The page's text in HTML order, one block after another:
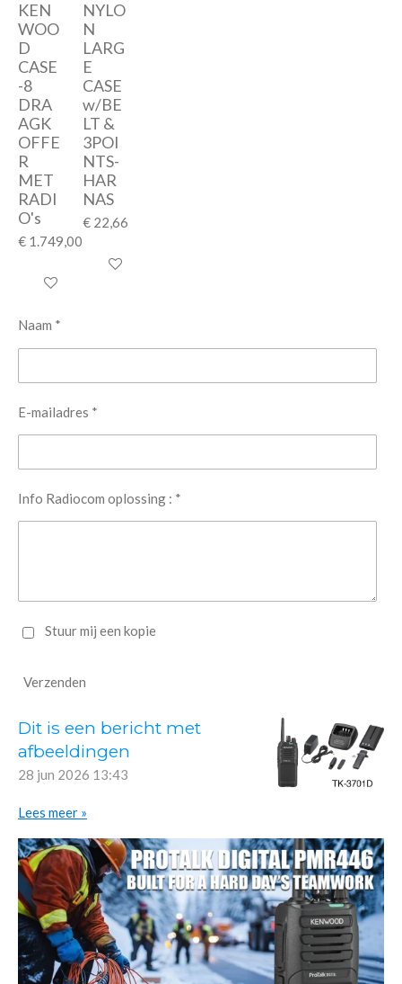
KEN
WOO
D
CASE
-8
DRA
AGK
OFFE
R
MET
RADI
O's
€ 1.749,00
In winkelwagen
NYLO
N
LARG
E
CASE
w/BE
LT &
3POI
NTS-
HAR
NAS
€ 22,66
In winkelwagen
Naam *
E-mailadres *
Info Radiocom oplossing : *
Stuur mij een kopie
Verzenden
Dit is een bericht met
afbeeldingen
28 jun 2026 13:43
Lees meer »